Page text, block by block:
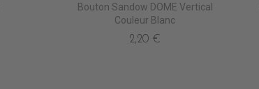
Bouton Sandow DOME Vertical
Couleur Blanc
2,20 €